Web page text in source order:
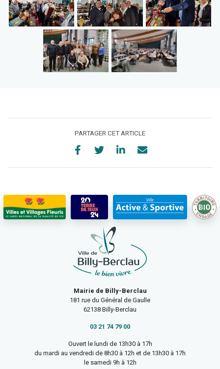
PARTAGER CET ARTICLE
Mairie de Billy-Berclau
181 rue du Général de Gaulle
62138 Billy-Berclau
03 21 74 79 00
Ouvert le lundi de 13h30 à 17h
du mardi au vendredi de 8h30 à 12h et de 13h30 à 17h
le samedi 9h à 12h